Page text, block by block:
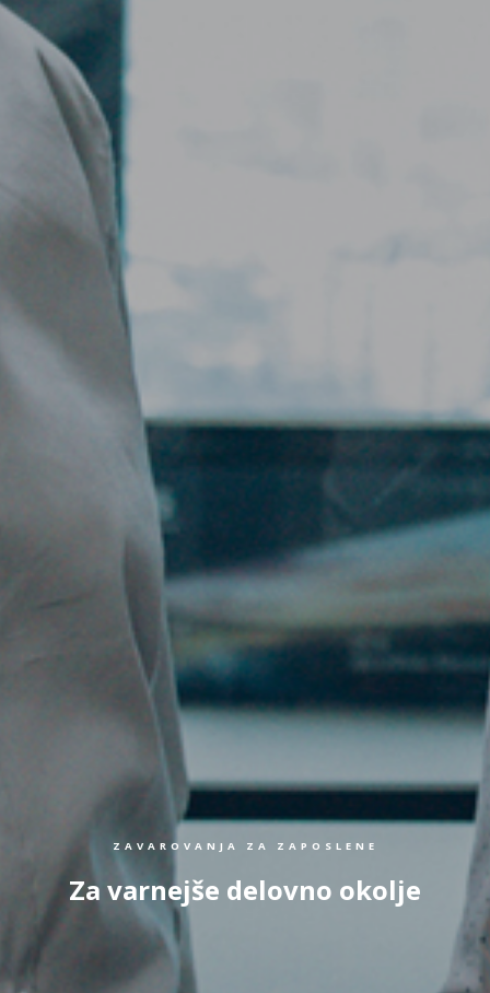
ZAVAROVANJA ZA ZAPOSLENE
Za varnejše delovno okolje